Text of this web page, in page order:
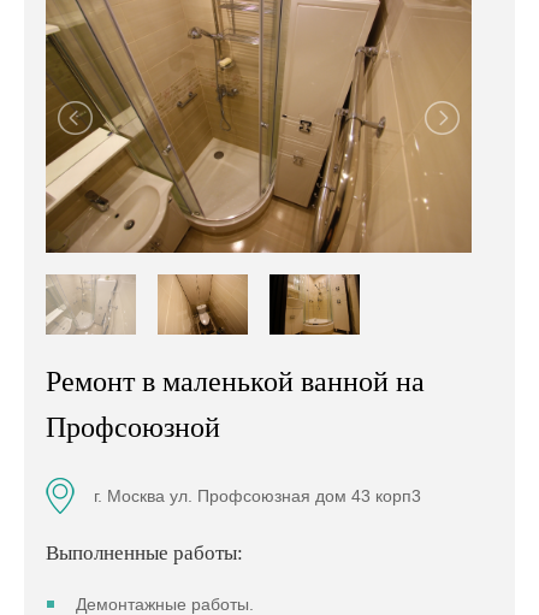
Ремонт в маленькой ванной на
Профсоюзной
г. Москва ул. Профсоюзная дом 43 корп3
Выполненные работы:
Демонтажные работы.